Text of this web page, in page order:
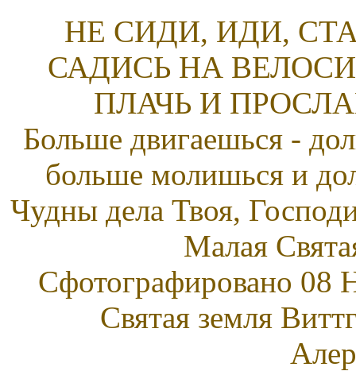
НЕ СИДИ, ИДИ,
САДИСЬ НА
ПЛАЧЬ И
Больше двигаешься -
больше молишься и
Чудны дела Твоя,
Малая
Сфотографировано 08
Святая земля